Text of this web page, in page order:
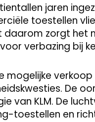
jaren
toestellen
zorgt het
verbazing bij
mogelijke
De
van KLM. De
toestellen en